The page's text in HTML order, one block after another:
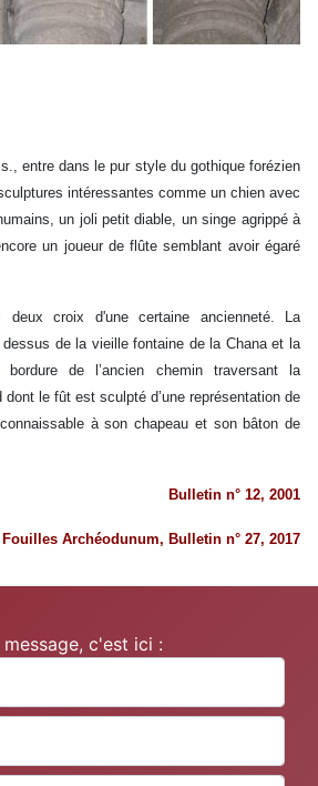
entre dans le pur style du gothique forézien
intéressantes comme un chien avec
un joli petit diable, un singe agrippé à
un joueur de flûte semblant avoir égaré
deux croix d'une certaine ancienneté. La
de la vieille fontaine de la Chana et la
de l’ancien chemin traversant la
le fût est sculpté d’une représentation de
à son chapeau et son bâton de
Bulletin n° 12, 2001
Fouilles Archéodunum, Bulletin n° 27, 2017
c'est ici :